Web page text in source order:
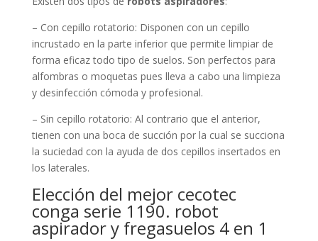
– Con cepillo rotatorio: Disponen con un cepillo
incrustado en la parte inferior que permite limpiar de
forma eficaz todo tipo de suelos. Son perfectos para
alfombras o moquetas pues lleva a cabo una limpieza
y desinfección cómoda y profesional.
– Sin cepillo rotatorio: Al contrario que el anterior,
tienen con una boca de succión por la cual se succiona
la suciedad con la ayuda de dos cepillos insertados en
los laterales.
Elección del mejor cecotec
conga serie 1190. robot
aspirador y fregasuelos 4 en 1